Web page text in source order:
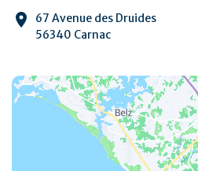
67 Avenue des Druides
56340 Carnac